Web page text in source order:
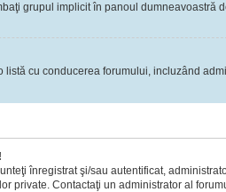
grupul implicit în panoul dumneavoastră
listă cu conducerea forumului, incluzând
înregistrat şi/sau autentificat,
private. Contactaţi un administrator al